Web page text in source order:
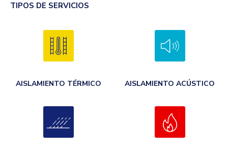
TIPOS DE SERVICIOS
AISLAMIENTO TÉRMICO AISLAMIENTO ACÚSTICO